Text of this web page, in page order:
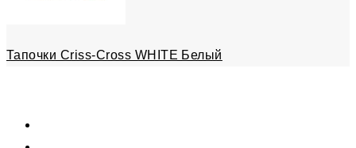
Тапочки Criss-Cross WHITE Белый